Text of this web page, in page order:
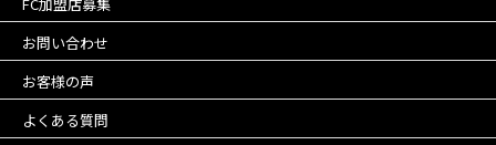
お問い合わせ
お客様の声
よくある質問